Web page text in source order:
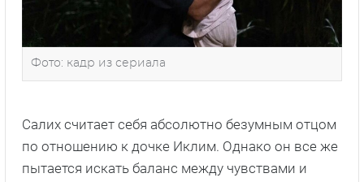
Фото: кадр из сериала
Салих считает себя абсолютно безумным отцом
по отношению к дочке Иклим. Однако он все же
пытается искать баланс между чувствами и